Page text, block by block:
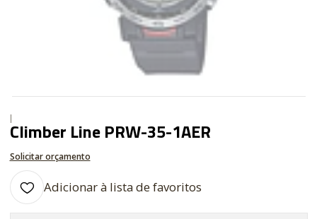
|
Climber Line PRW-35-1AER
Solicitar orçamento
Adicionar à lista de favoritos